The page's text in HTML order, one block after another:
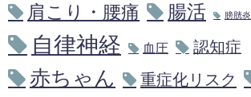
肩こり・腰痛 腸活 膀胱炎
自律神経 血圧 認知症
赤ちゃん 重症化リスク